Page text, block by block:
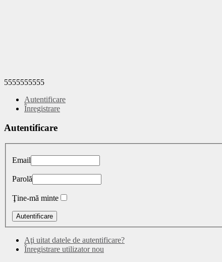
5555555555
Autentificare
Înregistrare
Autentificare
Email
Parolă
Ţine-mă minte
Aţi uitat datele de autentificare?
Înregistrare utilizator nou